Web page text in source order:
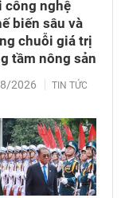
công nghệ
biến sâu và
chuỗi giá trị
tầm nông sản
2026 TIN TỨC